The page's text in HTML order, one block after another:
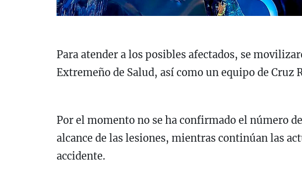
Para atender a los posibles afectados, se
Extremeño de Salud, así como un equipo de Cruz
Por el momento no se ha confirmado el número
alcance de las lesiones, mientras continúan las
accidente.